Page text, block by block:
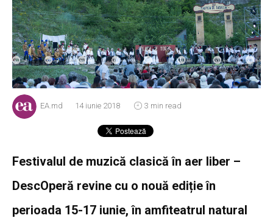
EA.md 14 iunie 2018 3 min read
Festivalul de muzică clasică în aer liber –
DescOperă revine cu o nouă ediție în
perioada 15-17 iunie, în amfiteatrul natural